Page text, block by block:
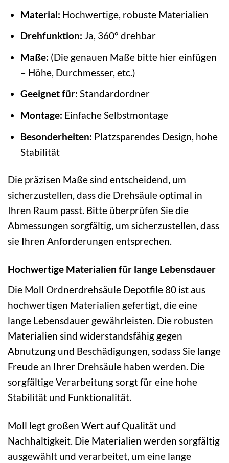
Material: Hochwertige, robuste Materialien
Drehfunktion: Ja, 360° drehbar
Maße: (Die genauen Maße bitte hier einfügen
– Höhe, Durchmesser, etc.)
Geeignet für: Standardordner
Montage: Einfache Selbstmontage
Besonderheiten: Platzsparendes Design, hohe
Stabilität
Die präzisen Maße sind entscheidend, um
sicherzustellen, dass die Drehsäule optimal in
Ihren Raum passt. Bitte überprüfen Sie die
Abmessungen sorgfältig, um sicherzustellen, dass
sie Ihren Anforderungen entsprechen.
Hochwertige Materialien für lange Lebensdauer
Die Moll Ordnerdrehsäule Depotfile 80 ist aus
hochwertigen Materialien gefertigt, die eine
lange Lebensdauer gewährleisten. Die robusten
Materialien sind widerstandsfähig gegen
Abnutzung und Beschädigungen, sodass Sie lange
Freude an Ihrer Drehsäule haben werden. Die
sorgfältige Verarbeitung sorgt für eine hohe
Stabilität und Funktionalität.
Moll legt großen Wert auf Qualität und
Nachhaltigkeit. Die Materialien werden sorgfältig
ausgewählt und verarbeitet, um eine lange